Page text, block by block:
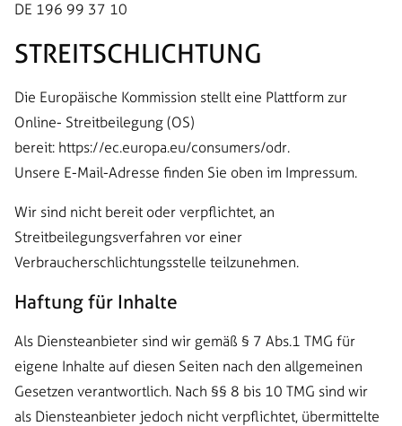
DE 196 99 37 10
STREITSCHLICHTUNG
Die Europäische Kommission stellt eine Plattform zur
Online- Streitbeilegung (OS)
bereit: https://ec.europa.eu/consumers/odr.
Unsere E-Mail-Adresse finden Sie oben im Impressum.
Wir sind nicht bereit oder verpflichtet, an
Streitbeilegungsverfahren vor einer
Verbraucherschlichtungsstelle teilzunehmen.
Haftung für Inhalte
Als Diensteanbieter sind wir gemäß § 7 Abs.1 TMG für
eigene Inhalte auf diesen Seiten nach den allgemeinen
Gesetzen verantwortlich. Nach §§ 8 bis 10 TMG sind wir
als Diensteanbieter jedoch nicht verpflichtet, übermittelte